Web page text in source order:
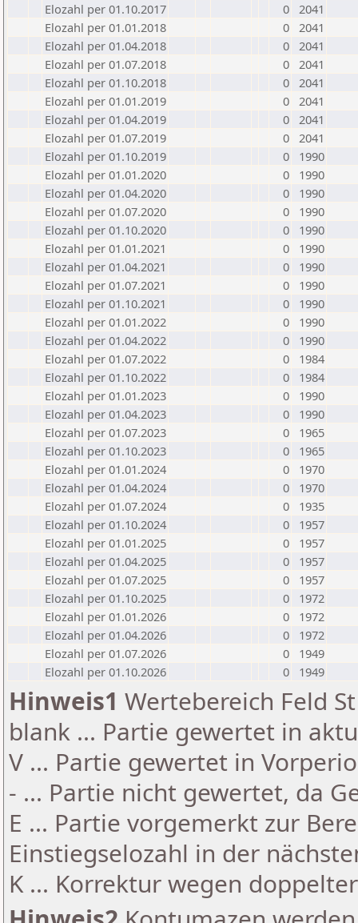
Elozahl per 01.10.2017
0 2041
Elozahl per 01.01.2018
0 2041
Elozahl per 01.04.2018
0 2041
Elozahl per 01.07.2018
0 2041
Elozahl per 01.10.2018
0 2041
Elozahl per 01.01.2019
0 2041
Elozahl per 01.04.2019
0 2041
Elozahl per 01.07.2019
0 2041
Elozahl per 01.10.2019
0
1990
Elozahl per 01.01.2020
0
1990
Elozahl per 01.04.2020
0
1990
Elozahl per 01.07.2020
0
1990
Elozahl per 01.10.2020
0
1990
Elozahl per 01.01.2021
0
1990
Elozahl per 01.04.2021
0
1990
Elozahl per 01.07.2021
0
1990
Elozahl per 01.10.2021
0
1990
Elozahl per 01.01.2022
0
1990
Elozahl per 01.04.2022
0
1990
Elozahl per 01.07.2022
0
1984
Elozahl per 01.10.2022
0
1984
Elozahl per 01.01.2023
0
1990
Elozahl per 01.04.2023
0
1990
Elozahl per 01.07.2023
0
1965
Elozahl per 01.10.2023
0
1965
Elozahl per 01.01.2024
0
1970
Elozahl per 01.04.2024
0
1970
Elozahl per 01.07.2024
0
1935
Elozahl per 01.10.2024
0
1957
Elozahl per 01.01.2025
0
1957
Elozahl per 01.04.2025
0
1957
Elozahl per 01.07.2025
0
1957
Elozahl per 01.10.2025
0
1972
Elozahl per 01.01.2026
0
1972
Elozahl per 01.04.2026
0
1972
Elozahl per 01.07.2026
0
1949
Elozahl per 01.10.2026
0 1949
Hinweis1 Wertebereich Feld
blank ... Partie gewertet in
V ... Partie gewertet in
- ... Partie nicht gewertet, da
E ... Partie vorgemerkt zur
Einstiegselozahl in der
K ... Korrektur wegen